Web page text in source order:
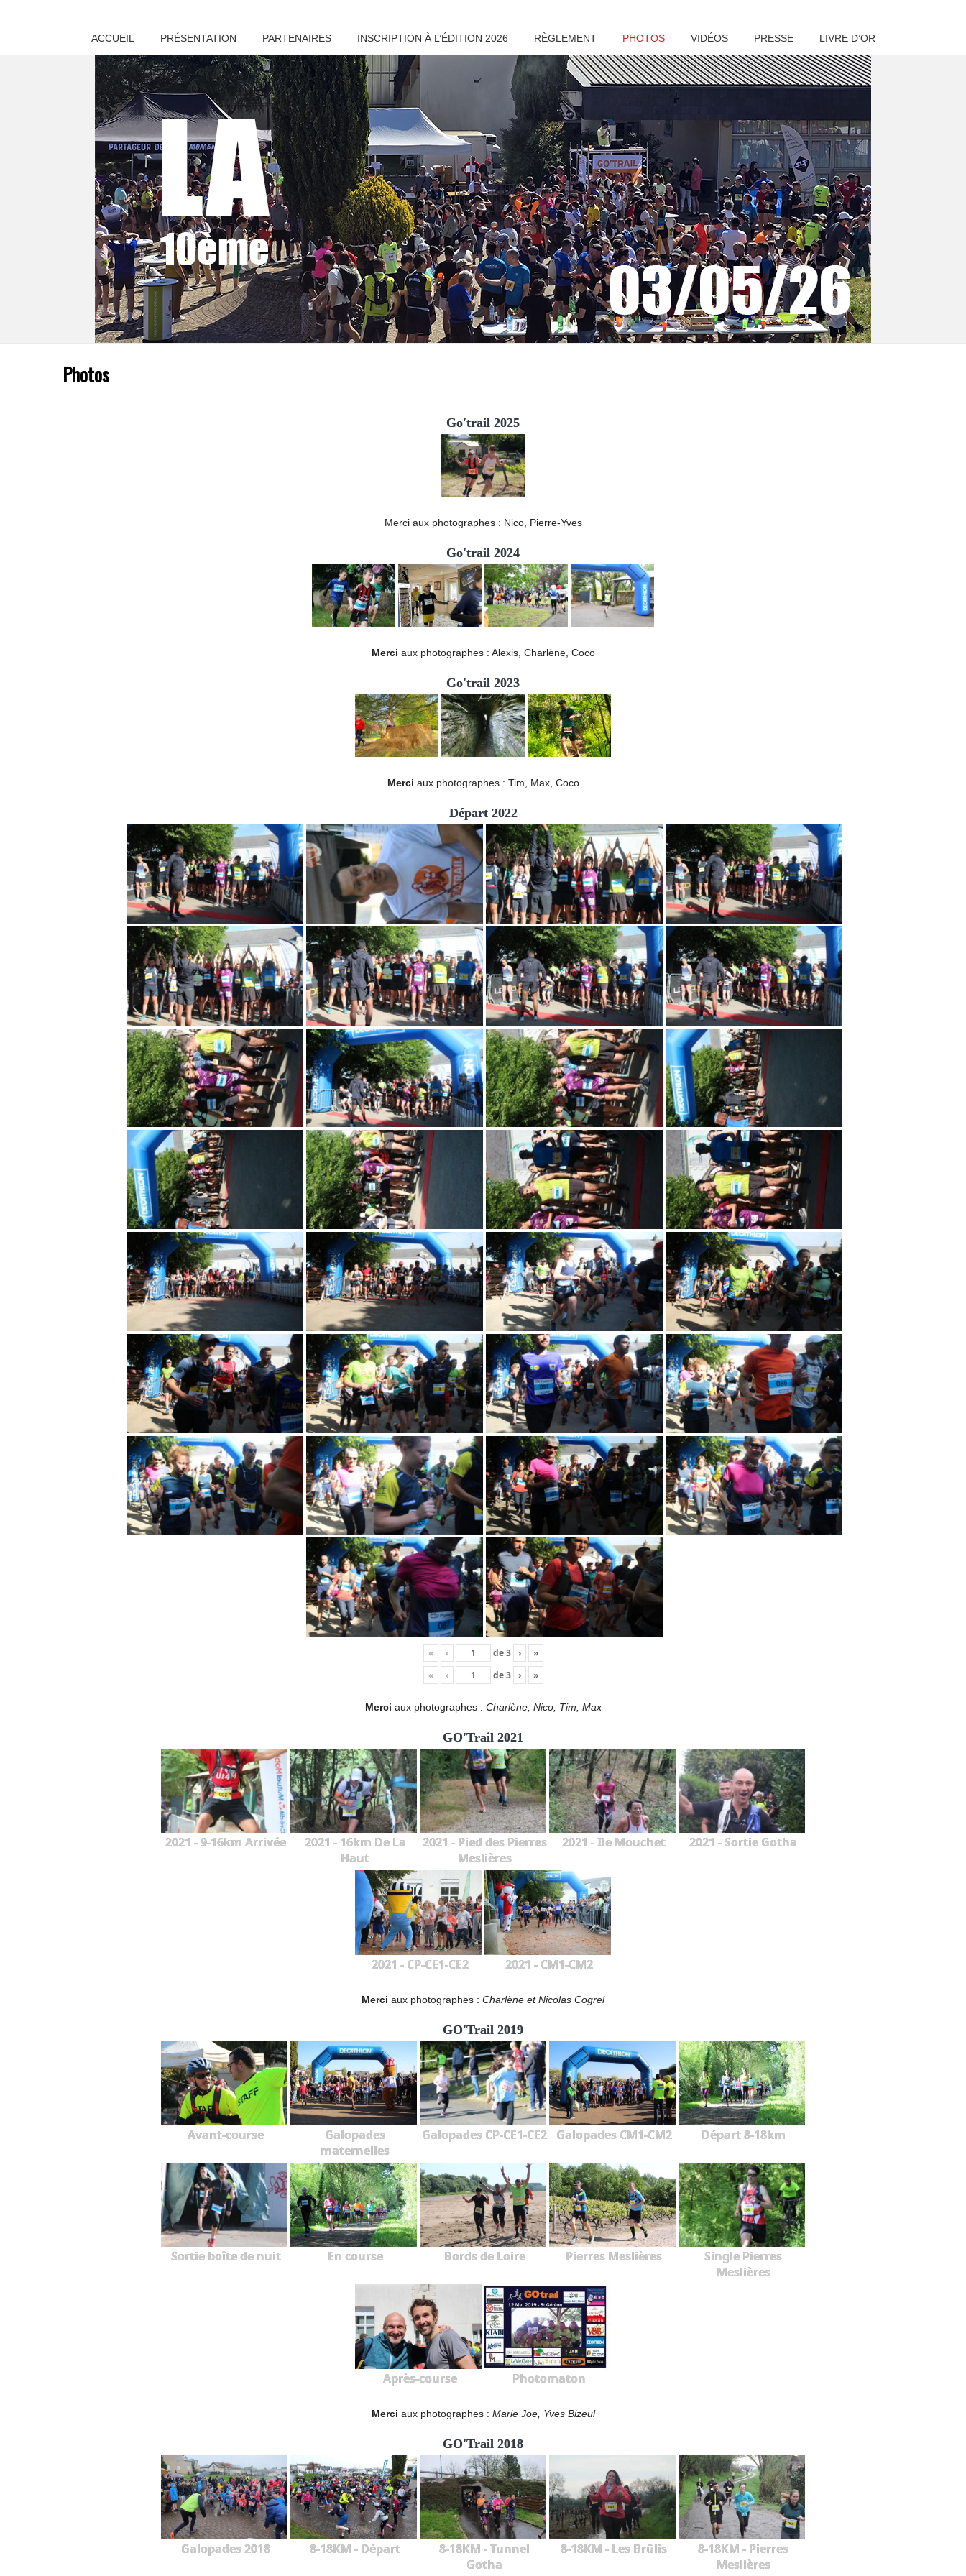
ACCUEIL PRÉSENTATION PARTENAIRES INSCRIPTION À L’ÉDITION 2026 RÈGLEMENT PHOTOS VIDÉOS PRESSE LIVRE D’OR
Photos
Go'trail 2025
Merci aux photographes : Nico, Pierre-Yves
Go'trail 2024
Merci aux photographes : Alexis, Charlène, Coco
Go'trail 2023
Merci aux photographes : Tim, Max, Coco
Départ 2022
« ‹ de3 ›
»
«
‹ de3 › »
Merci aux photographes : Charlène, Nico, Tim, Max
GO'Trail 2021
2021 - 9-16km Arrivée
2021 - 16km De La
Haut
2021 - Pied des Pierres
Meslières
2021 - Ile Mouchet 2021 - Sortie Gotha
2021 - CP-CE1-CE2 2021 - CM1-CM2
Merci aux photographes : Charlène et Nicolas Cogrel
GO'Trail 2019
Avant-course
Galopades
maternelles
Galopades CP-CE1-CE2 Galopades CM1-CM2 Départ 8-18km
Sortie boîte de nuit En course Bords de Loire Pierres Meslières
Single Pierres
Meslières
Après-course Photomaton
Merci aux photographes : Marie Joe, Yves Bizeul
GO'Trail 2018
Galopades 2018 8-18KM - Départ
8-18KM - Tunnel
Gotha
8-18KM - Les Brûlis
8-18KM - Pierres
Meslières